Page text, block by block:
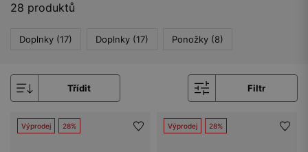
28 produktů
Doplnky (17) Doplnky (17) Ponožky (8)
Třídit Filtr
Výprodej 28% Výprodej 28%